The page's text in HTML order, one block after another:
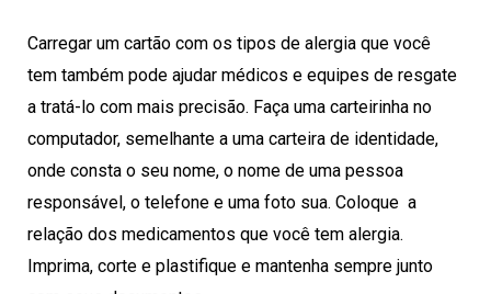
Carregar um cartão com os tipos de alergia que você
tem também pode ajudar médicos e equipes de resgate
a tratá-lo com mais precisão. Faça uma carteirinha no
computador, semelhante a uma carteira de identidade,
onde consta o seu nome, o nome de uma pessoa
responsável, o telefone e uma foto sua. Coloque a
relação dos medicamentos que você tem alergia.
Imprima, corte e plastifique e mantenha sempre junto